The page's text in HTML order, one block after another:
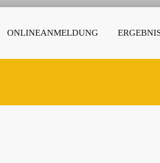
ONLINEANMELDUNG